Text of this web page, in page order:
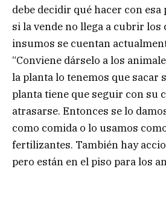
debe decidir qué hacer con
si la vende no llega a cubrir los
insumos se cuentan
“Conviene dárselo a los
la planta lo tenemos que sacar
planta tiene que seguir con su
atrasarse. Entonces se lo
como comida o lo usamos
fertilizantes. También hay
pero están en el piso para los